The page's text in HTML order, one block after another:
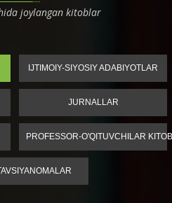
joylangan kitoblar
IJTIMOIY-SIYOSIY ADABIYOTLAR
JURNALLAR
PROFESSOR-O'QITUVCHILAR